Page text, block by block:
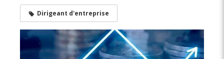
Dirigeant d'entreprise